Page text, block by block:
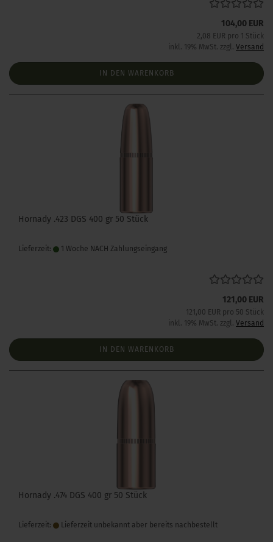
104,00 EUR
2,08 EUR pro 1 Stück
inkl. 19% MwSt. zzgl. Versand
IN DEN WARENKORB
Hornady .423 DGS 400 gr 50 Stück
Lieferzeit: 1 Woche NACH Zahlungseingang
121,00 EUR
121,00 EUR pro 50 Stück
inkl. 19% MwSt. zzgl. Versand
IN DEN WARENKORB
Hornady .474 DGS 400 gr 50 Stück
Lieferzeit: Lieferzeit unbekannt aber bereits nachbestellt